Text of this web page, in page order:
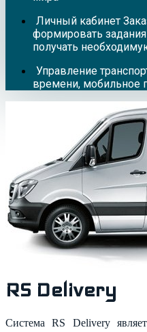
Личный кабинет
формировать
получать
Управление
времени, мобильное
RS Delivery
Система RS Delivery